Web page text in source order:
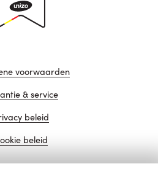
voorwaarden
& service
beleid
beleid